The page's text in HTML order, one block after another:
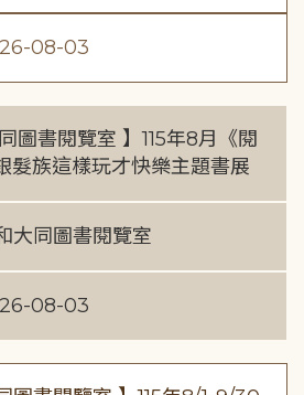
08-03
圖書閱覽室 】115年8月《閱
髮族這樣玩才快樂主題書展
大同圖書閱覽室
08-03